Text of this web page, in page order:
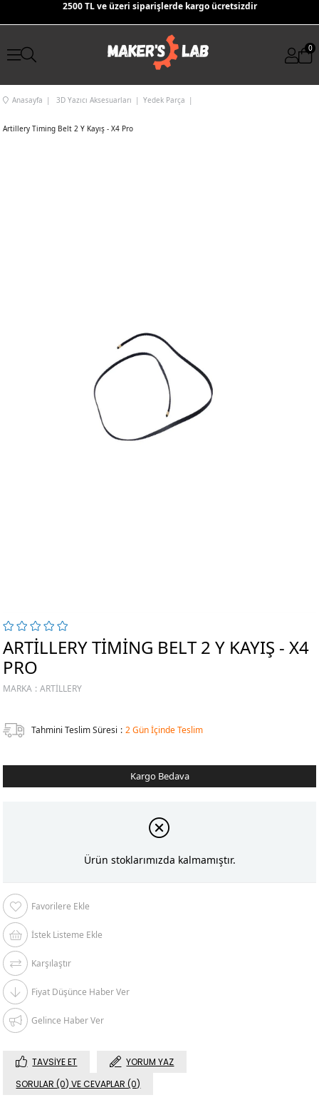
2500 TL ve üzeri siparişlerde kargo ücretsizdir
0
Anasayfa 3D Yazıcı Aksesuarları Yedek Parça
Artillery Timing Belt 2 Y Kayış - X4 Pro
ARTILLERY TIMING BELT 2 Y KAYIŞ - X4
PRO
MARKA : ARTILLERY
Tahmini Teslim Süresi : 2 Gün İçinde Teslim
Kargo Bedava
Ürün stoklarımızda kalmamıştır.
Favorilere Ekle
İstek Listeme Ekle
Karşılaştır
Fiyat Düşünce Haber Ver
Gelince Haber Ver
TAVSIYE ET
YORUM YAZ
SORULAR (0) VE CEVAPLAR (0)